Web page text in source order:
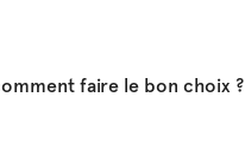
faire le bon choix ?